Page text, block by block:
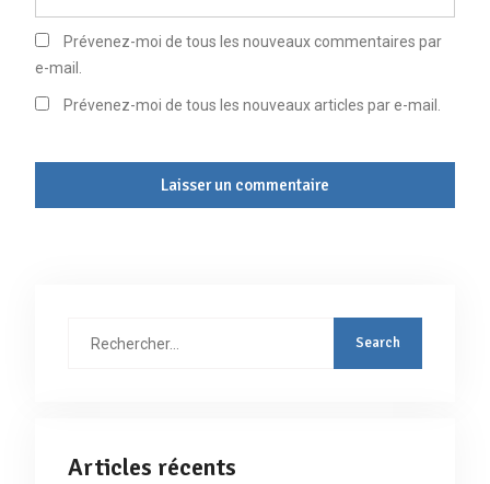
Prévenez-moi de tous les nouveaux commentaires par
e-mail.
Prévenez-moi de tous les nouveaux articles par e-mail.
Articles récents